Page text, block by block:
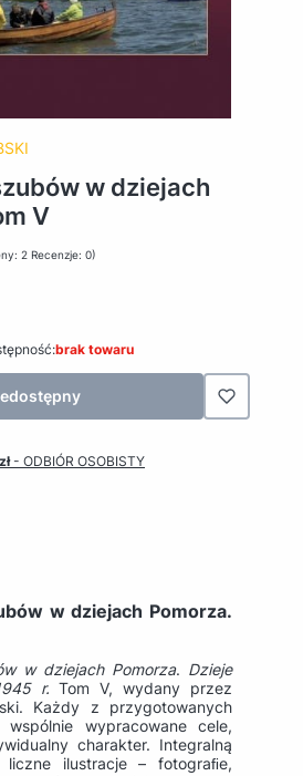
w dziejach
V
2 Recenzje: 0)
brak towaru
- ODBIÓR OSOBISTY
w dziejach Pomorza.
w dziejach Pomorza. Dzieje
r. Tom V, wydany przez
Każdy z przygotowanych
wspólnie wypracowane cele,
charakter. Integralną
liczne ilustracje – fotograﬁe,